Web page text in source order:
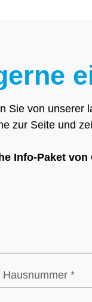
Sie von unserer
zur Seite und
Info-Paket von